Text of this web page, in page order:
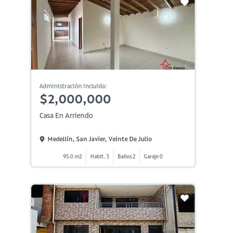
Administración incluida:
$2,000,000
Casa En Arriendo
Medellín, San Javier, Veinte De Julio
95.0 m2 Habit. 3 Baños 2 Garaje 0